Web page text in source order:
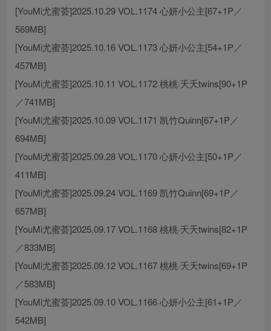
[YouMi尤蜜荟]2025.10.29 VOL.1174 心妍小公主[67+1P／
569MB]
[YouMi尤蜜荟]2025.10.16 VOL.1173 心妍小公主[54+1P／
457MB]
[YouMi尤蜜荟]2025.10.11 VOL.1172 桃桃·夭夭twins[90+1P
／741MB]
[YouMi尤蜜荟]2025.10.09 VOL.1171 凯竹Quinn[67+1P／
694MB]
[YouMi尤蜜荟]2025.09.28 VOL.1170 心妍小公主[50+1P／
411MB]
[YouMi尤蜜荟]2025.09.24 VOL.1169 凯竹Quinn[69+1P／
657MB]
[YouMi尤蜜荟]2025.09.17 VOL.1168 桃桃·夭夭twins[82+1P
／833MB]
[YouMi尤蜜荟]2025.09.12 VOL.1167 桃桃·夭夭twins[69+1P
／583MB]
[YouMi尤蜜荟]2025.09.10 VOL.1166 心妍小公主[61+1P／
542MB]